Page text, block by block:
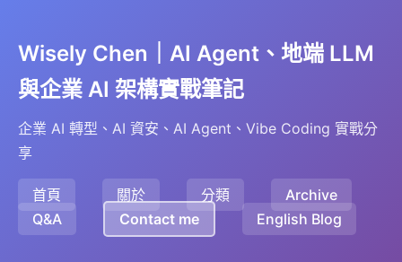
Wisely Chen｜AI Agent、地端 LLM
與企業 AI 架構實戰筆記
企業 AI 轉型、AI 資安、AI Agent、Vibe Coding 實戰分
享
首頁 關於 分類
Archive
Q&A
Contact me English Blog